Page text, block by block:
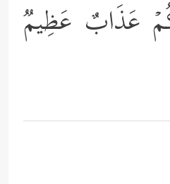
عَذَابٌ عَظِیمࣱ